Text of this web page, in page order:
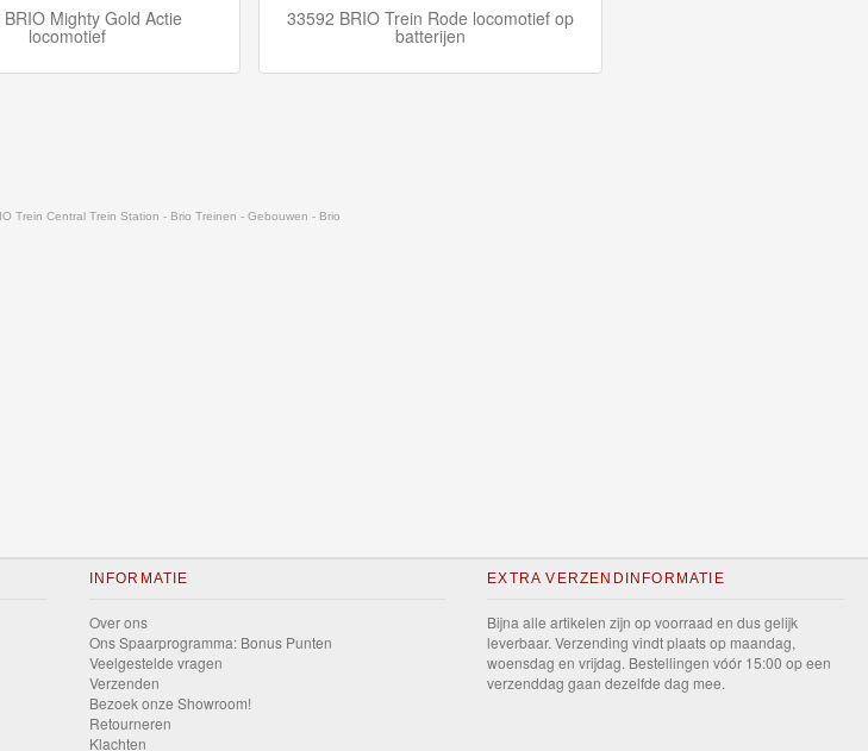
Mighty Gold Actie
locomotief
33592 BRIO Trein Rode locomotief op
batterijen
Trein Central Trein Station - Brio Treinen - Gebouwen - Brio
INFORMATIE
Over ons
Ons Spaarprogramma: Bonus Punten
Veelgestelde vragen
Verzenden
Bezoek onze Showroom!
Retourneren
Klachten
EXTRA VERZENDINFORMATIE
Bijna alle artikelen zijn op voorraad en dus gelijk
leverbaar. Verzending vindt plaats op maandag,
woensdag en vrijdag. Bestellingen vóór 15:00 op een
verzenddag gaan dezelfde dag mee.